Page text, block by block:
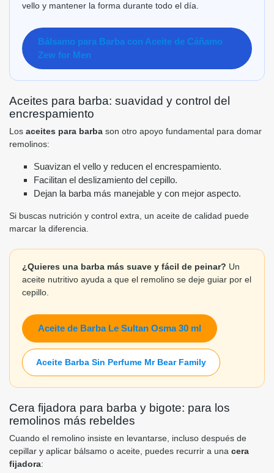
vello y mantener la forma durante todo el día.
Bálsamo para Barba con Aceite de Cáñamo
Zew for Men
Aceites para barba: suavidad y control del
encrespamiento
Los aceites para barba son otro apoyo fundamental para domar
remolinos:
Suavizan el vello y reducen el encrespamiento.
Facilitan el deslizamiento del cepillo.
Dejan la barba más manejable y con mejor aspecto.
Si buscas nutrición y control extra, un aceite de calidad puede
marcar la diferencia.
¿Quieres una barba más suave y fácil de peinar? Un
aceite nutritivo ayuda a que el remolino se deje guiar por el
cepillo.
Aceite de Barba Le Sultan Osma 30 ml
Aceite Barba Sin Perfume Mr Bear Family
Cera fijadora para barba y bigote: para los
remolinos más rebeldes
Cuando el remolino insiste en levantarse, incluso después de
cepillar y aplicar bálsamo o aceite, puedes recurrir a una cera
fijadora: